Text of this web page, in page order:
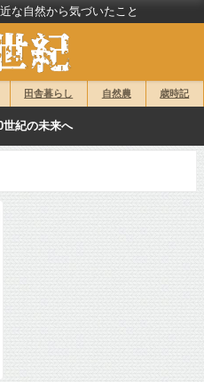
な自然から気づいたこと
田舎暮らし 自然農 歳時記
世紀の未来へ